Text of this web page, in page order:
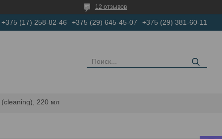
12 отзывов
+375 (17) 258-82-46 +375 (29) 645-45-07 +375 (29) 381-60-11
220 мл